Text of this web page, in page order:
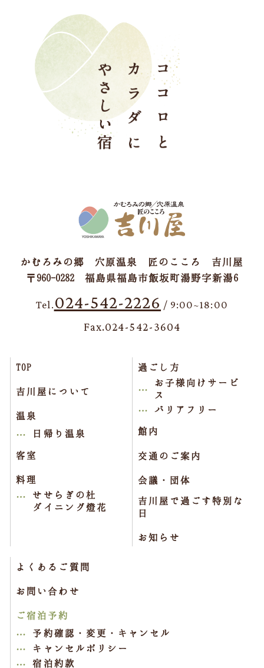
かむろみの郷 穴原温泉 匠のこころ 吉川屋
〒960-0282 福島県福島市飯坂町湯野字新湯6
Tel. 024-542-2226 / 9:00~18:00
Fax.024-542-3604
TOP
吉川屋について
温泉
日帰り温泉
客室
料理
せせらぎの杜
ダイニング燈花
過ごし方
お子様向けサービ
ス
バリアフリー
館内
交通のご案内
会議・団体
吉川屋で過ごす特別な
日
お知らせ
よくあるご質問
お問い合わせ
ご宿泊予約
予約確認・変更・キャンセル
キャンセルポリシー
宿泊約款